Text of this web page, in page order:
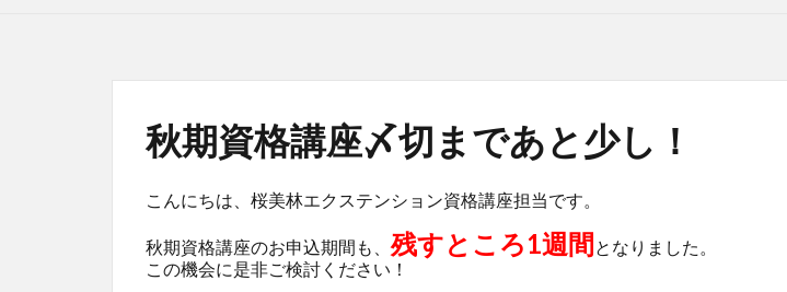
秋期資格講座〆切まであと少し！
こんにちは、桜美林エクステンション資格講座担当です。
秋期資格講座のお申込期間も、残すところ1週間となりました。
この機会に是非ご検討ください！